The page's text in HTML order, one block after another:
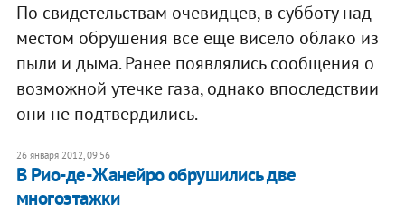
По свидетельствам очевидцев, в субботу над
местом обрушения все еще висело облако из
пыли и дыма. Ранее появлялись сообщения о
возможной утечке газа, однако впоследствии
они не подтвердились.
26 января 2012, 09:56
В Рио-де-Жанейро обрушились две
многоэтажки